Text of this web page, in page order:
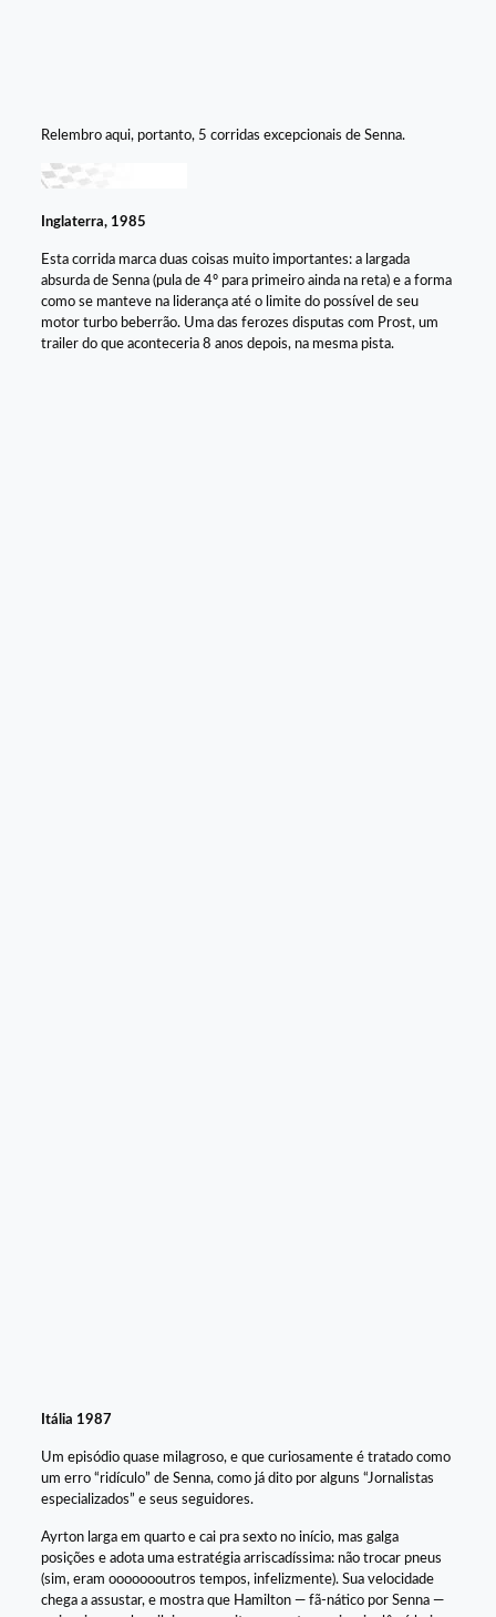
Relembro aqui, portanto, 5 corridas excepcionais de Senna.
Inglaterra, 1985
Esta corrida marca duas coisas muito importantes: a largada
absurda de Senna (pula de 4º para primeiro ainda na reta) e a forma
como se manteve na liderança até o limite do possível de seu
motor turbo beberrão. Uma das ferozes disputas com Prost, um
trailer do que aconteceria 8 anos depois, na mesma pista.
Itália 1987
Um episódio quase milagroso, e que curiosamente é tratado como
um erro “ridículo” de Senna, como já dito por alguns “Jornalistas
especializados” e seus seguidores.
Ayrton larga em quarto e cai pra sexto no início, mas galga
posições e adota uma estratégia arriscadíssima: não trocar pneus
(sim, eram oooooooutros tempos, infelizmente). Sua velocidade
chega a assustar, e mostra que Hamilton — fã-nático por Senna —